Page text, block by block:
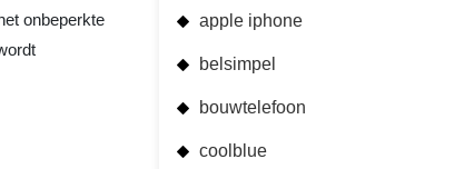
onbeperkte
apple iphone
belsimpel
bouwtelefoon
coolblue